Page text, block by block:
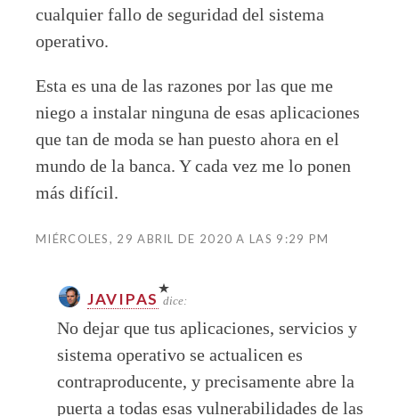
cualquier fallo de seguridad del sistema
operativo.
Esta es una de las razones por las que me
niego a instalar ninguna de esas aplicaciones
que tan de moda se han puesto ahora en el
mundo de la banca. Y cada vez me lo ponen
más difícil.
MIÉRCOLES, 29 ABRIL DE 2020 A LAS 9:29 PM
JAVIPAS dice:
No dejar que tus aplicaciones, servicios y
sistema operativo se actualicen es
contraproducente, y precisamente abre la
puerta a todas esas vulnerabilidades de las